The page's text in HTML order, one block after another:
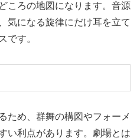
ころの地図になります。音源
気になる旋律にだけ耳を立て
です。
ため、群舞の構図やフォーメ
い利点があります。劇場とは